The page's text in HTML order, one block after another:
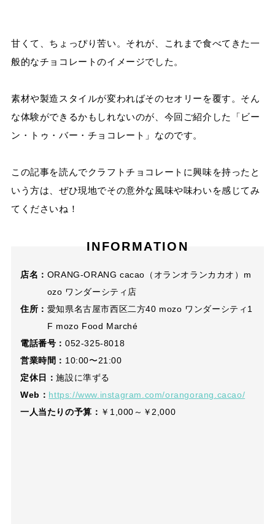
甘くて、ちょっぴり苦い。それが、これまで食べてきた一
般的なチョコレートのイメージでした。
素材や製造スタイルが変わればそのセオリーを覆す。そん
な体験ができるかもしれないのが、今回ご紹介した「ビー
ン・トゥ・バー・チョコレート」なのです。
この記事を読んでクラフトチョコレートに興味を持ったと
いう方は、ぜひ現地でその意外な風味や味わいを感じてみ
てくださいね！
INFORMATION
店名： ORANG-ORANG cacao（オランオランカカオ）m
ozo ワンダーシティ店
住所： 愛知県名古屋市西区二方40 mozo ワンダーシティ1
F mozo Food Marché
電話番号： 052-325-8018
営業時間： 10:00〜21:00
定休日：施設に準ずる
Web： https://www.instagram.com/orangorang.cacao/
一人当たりの予算： ￥1,000～￥2,000